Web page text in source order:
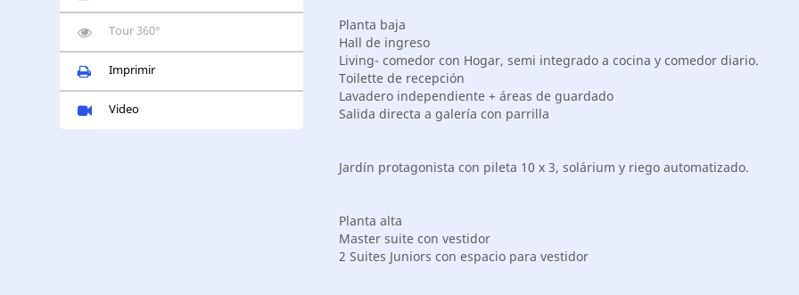
Tour 360°
Imprimir
Video
Planta baja
Hall de ingreso
Living- comedor con Hogar, semi integrado a cocina y comedor diario.
Toilette de recepción
Lavadero independiente + áreas de guardado
Salida directa a galería con parrilla
Jardín protagonista con pileta 10 x 3, solárium y riego automatizado.
Planta alta
Master suite con vestidor
2 Suites Juniors con espacio para vestidor